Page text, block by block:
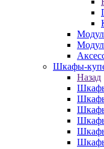
Шкафы-
Назад